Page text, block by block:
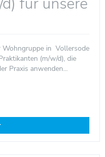
Wohngruppe in Vollersode
(m/w/d), die
Praxis anwenden...